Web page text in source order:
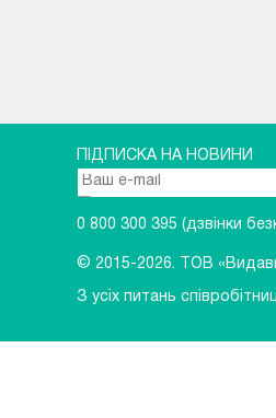
ПІДПИСКА НА НОВИНИ
0 800 300 395 (дзвінки
© 2015-2026. ТОВ
З усіх питань